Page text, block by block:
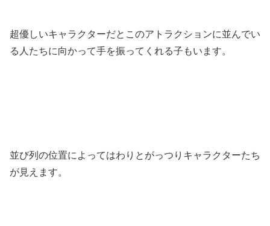
超優しいキャラクターだとこのアトラクションに並んでい
る人たちに向かって手を振ってくれる子もいます。
並び列の位置によってはわりとがっつりキャラクターたち
が見えます。